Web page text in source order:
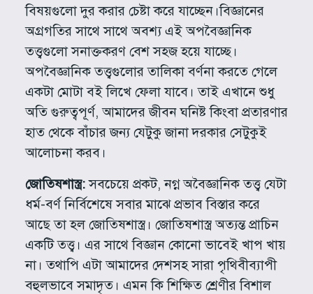
বিষয়গুলো দুর করার চেষ্টা করে যাচ্ছেন।বিজ্ঞানের
অগ্রগতির সাথে সাথে অবশ্য এই অপবৈজ্ঞানিক
তত্ত্বগুলো সনাক্তকরণ বেশ সহজ হয়ে যাচ্ছে।
অপবৈজ্ঞানিক তত্ত্বগুলোর তালিকা বর্ণনা করতে গেলে
একটা মোটা বই লিখে ফেলা যাবে। তাই এখানে শুধু
অতি গুরুত্বপূর্ণ, আমাদের জীবন ঘনিষ্ট কিংবা প্রতারণার
হাত থেকে বাঁচার জন্য যেটুকু জানা দরকার সেটুকুই
আলোচনা করব।
জোতিষশাস্ত্র:সবচেয়ে প্রকট, নগ্ন অবৈজ্ঞানিক তত্ত্ব যেটা
ধর্ম-বর্ণ নির্বিশেষে সবার মাঝে প্রভাব বিস্তার করে
আছে তা হল জোতিষশাস্ত্র। জোতিষশাস্ত্র অত্যন্ত প্রাচিন
একটি তত্ত্ব। এর সাথে বিজ্ঞান কোনো ভাবেই খাপ খায়
না। তথাপি এটা আমাদের দেশসহ সারা পৃথিবীব্যাপী
বহুলভাবে সমাদৃত। এমন কি শিক্ষিত শ্রেণীর বিশাল